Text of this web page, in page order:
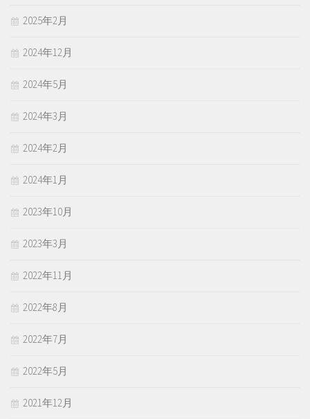
2025年2月
2024年12月
2024年5月
2024年3月
2024年2月
2024年1月
2023年10月
2023年3月
2022年11月
2022年8月
2022年7月
2022年5月
2021年12月